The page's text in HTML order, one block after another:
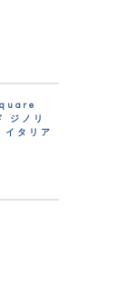
ノリ
タリア